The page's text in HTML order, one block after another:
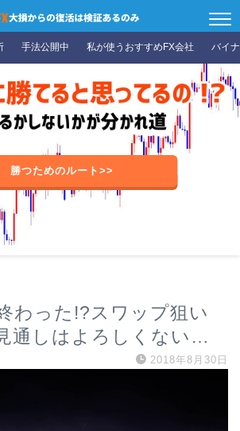
手法公開中 私が使うおすすめFX会社 バイ
勝つためのルート>>
わった!?スワップ狙い
通しはよろしくない…
2018年8月30日